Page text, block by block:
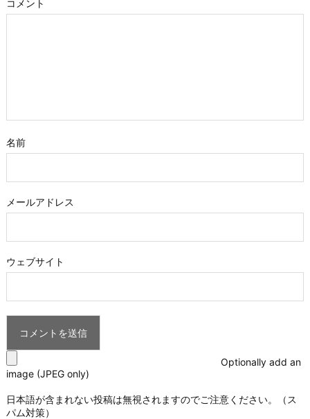
コメント
名前
メールアドレス
ウェブサイト
Optionally add an
image (JPEG only)
日本語が含まれない投稿は無視されますのでご注意ください。（ス
パム対策）